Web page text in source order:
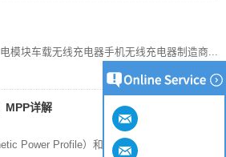
模块车载无线充电器手机无线充电器制造商...
MPP详解
Power Profile）和无线充电新标准Qi2。...